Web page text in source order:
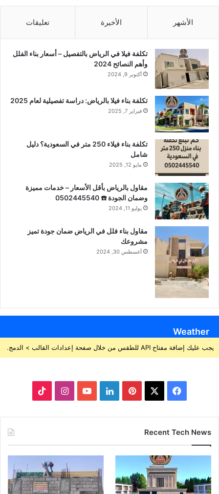
الأشهر الأخيرة تعليقات
تكلفة فيلا في الرياض بالتفصيل – أسعار بناء الفلل
وأهم النصائح 2024
أكتوبر 9, 2024
تكلفة بناء فيلا بالرياض: دراسة تفصيلية لعام 2025
فبراير 7, 2025
تكلفة بناء فيلاء 250 متر في السعودية؟ دليل
شامل
مايو 12, 2025
مقاول بالرياض بأقل الأسعار – خدمات مميزة
وضمان الجودة ☎️ 0502445540
يوليو 11, 2024
مقاول بناء فلل في الرياض ضمان جودة تميز
مشروعك
أغسطس 30, 2024
Weather
يجب عليك إضافة مفتاح API للطقس من خلال صفحة إعدادات القالب > الدمج.
س
ب
و
ك
ت
ر
ك
د
إ
u
T
u
ت
ر
k
o
Recent Tech News